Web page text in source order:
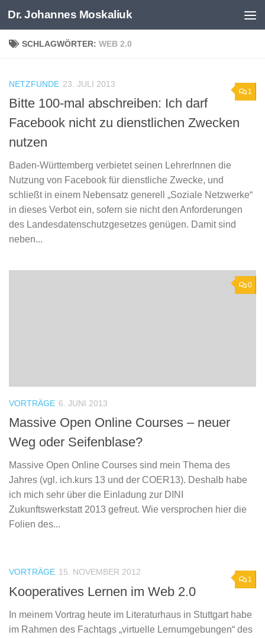
Zum Inhalt springen
Dr. Johannes Moskaliuk
SCHLAGWÖRTER: WEB 2.0
1
NETZFUNDE 23. JULI 2013
Bitte 100-mal abschreiben: Ich darf
Facebook nicht zu dienstlichen Zwecken
nutzen
Baden-Württemberg verbietet seinen LehrerInnen die
Nutzung von Facebook für dienstliche Zwecke, und
schließt in einem Nebensatz generell „Soziale Netzwerke“
in dieses Verbot ein, sofern sie nicht den Anforderungen
des Landesdatenschutzgesetzes genügen. Damit sind
neben...
0
VORTRÄGE 6. JUNI 2013
Massive Open Online Courses – neuer
Weg oder Seifenblase?
Massive Open Online Courses sind mein Thema des
Jahres (vgl. ich.kurs 13 und der COER13). Deshalb habe
ich mich sehr über die Einladung zur DINI
Zukunftswerkstatt 2013 gefreut. Wie versprochen hier die
Folien des...
1
VORTRÄGE 15. NOVEMBER 2012
Kooperatives Lernen im Web 2.0
In meinem Vortrag heute im Literaturhaus in Stuttgart habe
im Rahmen des Fachtags „virtuelle Lernumgebungen“ des